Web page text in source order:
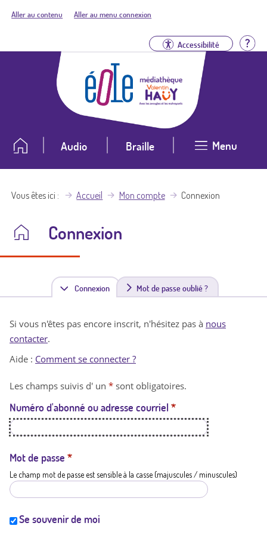
Aller au contenu Aller au menu connexion
Accessibilité
Audio Braille Menu
Vous êtes ici Accueil Mon compte Connexion
Connexion
Connexion(
n
t
a
t
i
Mot de passe oublié ?
Si vous n'êtes pas encore inscrit, n'hésitez pas à nous
contacter.
Aide : Comment se connecter ?
Les champs suivis d' un * sont obligatoires.
Numéro d'abonné ou adresse courriel *
Mot de passe *
Le champ mot de passe est sensible à la casse (majuscules / minuscules)
Se souvenir de moi